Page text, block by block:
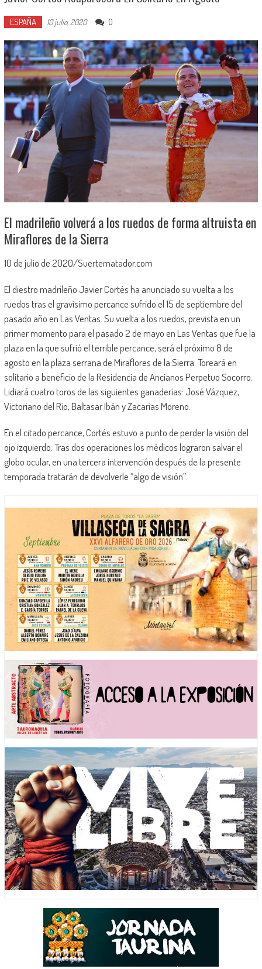
ESPAÑA 10 julio, 2020 0
El madrileño volverá a los ruedos de forma altruista en
Miraflores de la Sierra
10 de julio de 2020/Suertematador.com
El diestro madrileño Javier Cortés ha anunciado su vuelta a los
ruedos tras el gravísimo percance sufrido el 15 de septiembre del
pasado año en Las Ventas. Su vuelta a los ruedos, prevista en un
primer momento para el pasado 2 de mayo en Las Ventas que fue la
plaza en la que sufrió el terrible percance, será el próximo 8 de
agosto en la plaza serrana de Miraflores de la Sierra. Toreará en
solitario a beneficio de la Residencia de Ancianos Perpetuo Socorro.
Lidiará cuatro toros de las siguientes ganaderías: José Vázquez,
Victoriano del Río, Baltasar Ibán y Zacarías Moreno.
En el citado percance, Cortés estuvo a punto de perder la visión del
ojo izquierdo. Tras dos operaciones los médicos lograron salvar el
globo ocular, en una tercera intervención después de la presente
temporada tratarán de devolverle “algo de visión”.